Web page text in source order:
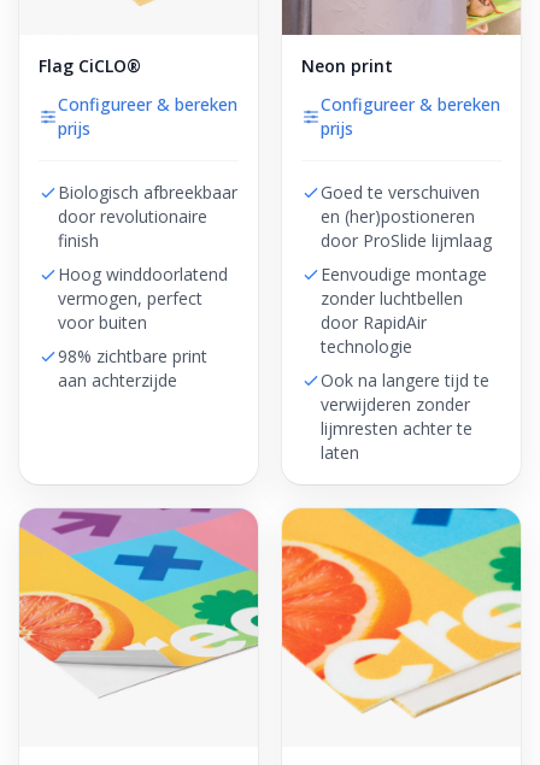
Flag CiCLO®
Configureer & bereken
prijs
Biologisch afbreekbaar
door revolutionaire
finish
Hoog winddoorlatend
vermogen, perfect
voor buiten
98% zichtbare print
aan achterzijde
Neon print
Configureer & bereken
prijs
Goed te verschuiven
en (her)postioneren
door ProSlide lijmlaag
Eenvoudige montage
zonder luchtbellen
door RapidAir
technologie
Ook na langere tijd te
verwijderen zonder
lijmresten achter te
laten